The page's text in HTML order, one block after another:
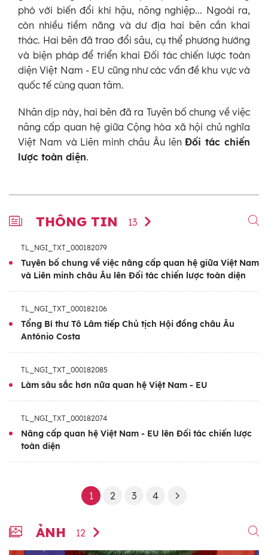
phó với biến đổi khí hậu, nông nghiệp... Ngoài ra,
còn nhiều tiềm năng và dư địa hai bên cần khai
thác. Hai bên đã trao đổi sâu, cụ thể phương hướng
và biện pháp để triển khai Đối tác chiến lược toàn
diện Việt Nam - EU cũng như các vấn đề khu vực và
quốc tế cùng quan tâm.
Nhân dịp này, hai bên đã ra Tuyên bố chung về việc
nâng cấp quan hệ giữa Cộng hòa xã hội chủ nghĩa
Việt Nam và Liên minh châu Âu lênĐối tác chiến
lược toàn diện.
THÔNG TIN 13
TL_NGI_TXT_000182079
Tuyên bố chung về việc nâng cấp quan hệ giữa Việt Nam
và Liên minh châu Âu lên Đối tác chiến lược toàn diện
TL_NGI_TXT_000182106
Tổng Bí thư Tô Lâm tiếp Chủ tịch Hội đồng châu Âu
António Costa
TL_NGI_TXT_000182085
Làm sâu sắc hơn nữa quan hệ Việt Nam - EU
TL_NGI_TXT_000182074
Nâng cấp quan hệ Việt Nam - EU lên Đối tác chiến lược
toàn diện
1 2 3 4
ẢNH 12